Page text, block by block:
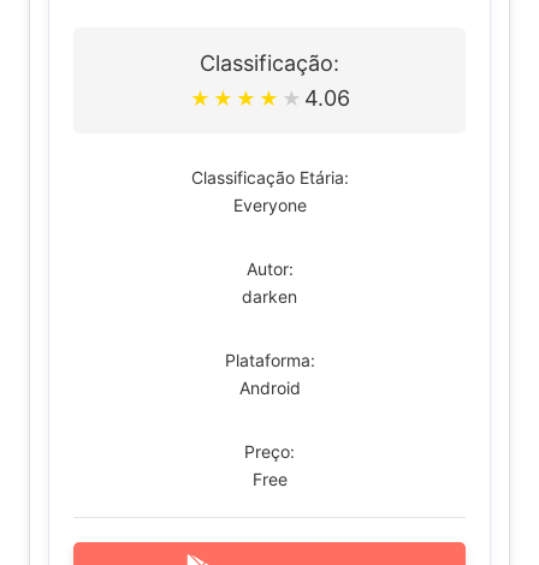
Classificação:
★ ★ ★ ★ ★ 4.06
Classificação Etária:
Everyone
Autor:
darken
Plataforma:
Android
Preço:
Free